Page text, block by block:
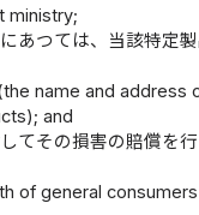
ministry;
あつては、当該特定
name and address
and
てその損害の賠償を
of general